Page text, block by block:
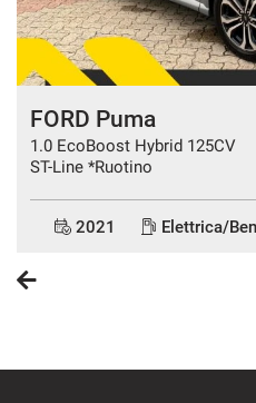
FORD Puma
1.0 EcoBoost Hybrid 125CV
ST-Line *Ruotino
2021 Elettrica/Benzina